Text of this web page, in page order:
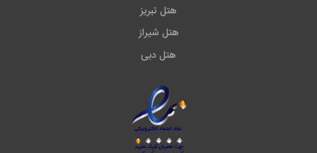
هتل تبریز
هتل شیراز
هتل دبی